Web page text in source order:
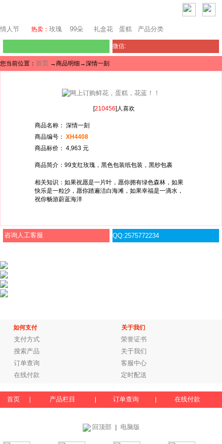
情人节 热卖： 玫瑰 99朵 礼盒花 蛋糕 产品分类
微信:
您当前位置： 首页 →商品明细→深情一刻
[210456]人喜欢
商品名称： 深情一刻
商品编号： XH4408
商品标价： 4,963 元
商品简介：99支红玫瑰，黑色包装纸包装，黑纱包裹
相关知识：如果祝愿是一片叶，愿你拥有绿色森林，如果
快乐是一粒沙，愿你踏遍洁白海滩，如果幸福是一滴水，
祝你畅游蔚蓝海洋
咨询人工客服 QQ:2575772234
如何支付 关于我们
支付方式
荣誉证书
搜索产品
关于我们
订单查询
客服中心
在线付款
定时配送
首页 产品栏目 订单查询 在线付款
回顶部 电脑版